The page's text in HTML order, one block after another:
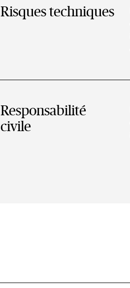
Risques techniques
Responsabilité
civile